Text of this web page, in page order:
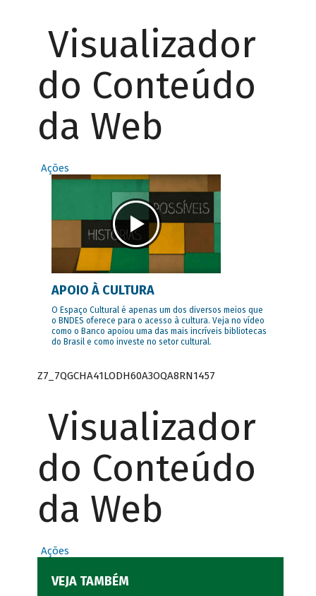
Visualizador
do Conteúdo
da Web
Ações
APOIO À CULTURA
O Espaço Cultural é apenas um dos diversos meios que
o BNDES oferece para o acesso à cultura. Veja no vídeo
como o Banco apoiou uma das mais incríveis bibliotecas
do Brasil e como investe no setor cultural.
Z7_7QGCHA41LODH60A3OQA8RN1457
Visualizador
do Conteúdo
da Web
Ações
VEJA TAMBÉM